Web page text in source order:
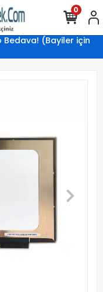
Bedava! (Bayiler için
0